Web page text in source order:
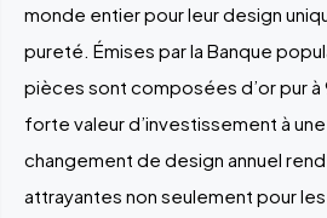
monde entier pour leur design
pureté. Émises par la Banque
pièces sont composées d’or pur à
forte valeur d’investissement à
changement de design annuel
attrayantes non seulement pour